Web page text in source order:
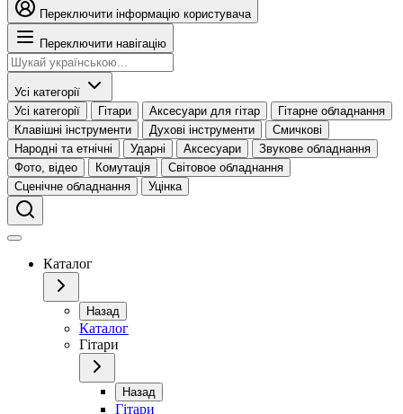
Переключити інформацію користувача
Переключити навігацію
Усі категорії
Усі категорії
Гітари Аксесуари для гітар
Гітарне обладнання
Клавішні інструменти
Духові інструменти
Смичкові
Народні та етнічні
Ударні Аксесуари
Звукове обладнання
Фото, відео
Комутація
Світовое обладнання
Сценічне обладнання
Уцінка
Каталог
Назад
Каталог
Гітари
Назад
Гітари